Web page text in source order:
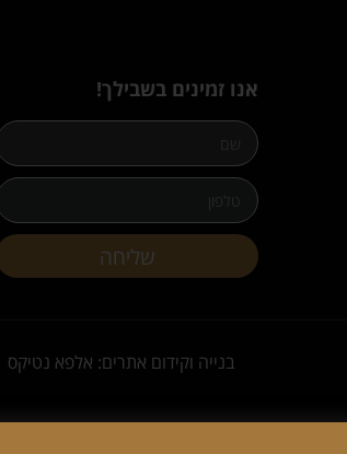
אנו זמינים בשבילך!
שליחה
בנייה וקידום אתרים: אלפא נטיקס